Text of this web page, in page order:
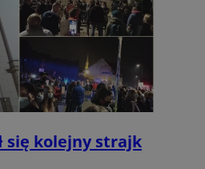
się kolejny strajk